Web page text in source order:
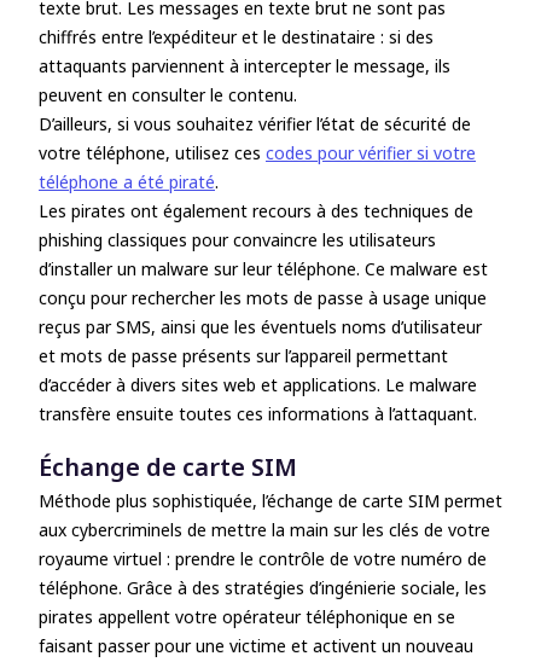
texte brut. Les messages en texte brut ne sont pas
chiffrés entre l’expéditeur et le destinataire : si des
attaquants parviennent à intercepter le message, ils
peuvent en consulter le contenu.
D’ailleurs, si vous souhaitez vérifier l’état de sécurité de
votre téléphone, utilisez ces codes pour vérifier si votre
téléphone a été piraté.
Les pirates ont également recours à des techniques de
phishing classiques pour convaincre les utilisateurs
d’installer un malware sur leur téléphone. Ce malware est
conçu pour rechercher les mots de passe à usage unique
reçus par SMS, ainsi que les éventuels noms d’utilisateur
et mots de passe présents sur l’appareil permettant
d’accéder à divers sites web et applications. Le malware
transfère ensuite toutes ces informations à l’attaquant.
Échange de carte SIM
Méthode plus sophistiquée, l’échange de carte SIM permet
aux cybercriminels de mettre la main sur les clés de votre
royaume virtuel : prendre le contrôle de votre numéro de
téléphone. Grâce à des stratégies d’ingénierie sociale, les
pirates appellent votre opérateur téléphonique en se
faisant passer pour une victime et activent un nouveau